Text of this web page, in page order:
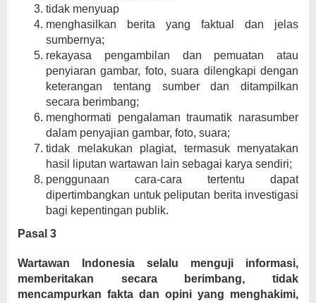
tidak menyuap
menghasilkan berita yang faktual dan jelas
sumbernya;
rekayasa pengambilan dan pemuatan atau
penyiaran gambar, foto, suara dilengkapi dengan
keterangan tentang sumber dan ditampilkan
secara berimbang;
menghormati pengalaman traumatik narasumber
dalam penyajian gambar, foto, suara;
tidak melakukan plagiat, termasuk menyatakan
hasil liputan wartawan lain sebagai karya sendiri;
penggunaan cara-cara tertentu dapat
dipertimbangkan untuk peliputan berita investigasi
bagi kepentingan publik.
Pasal 3
Wartawan Indonesia selalu menguji informasi,
memberitakan secara berimbang, tidak
mencampurkan fakta dan opini yang menghakimi,